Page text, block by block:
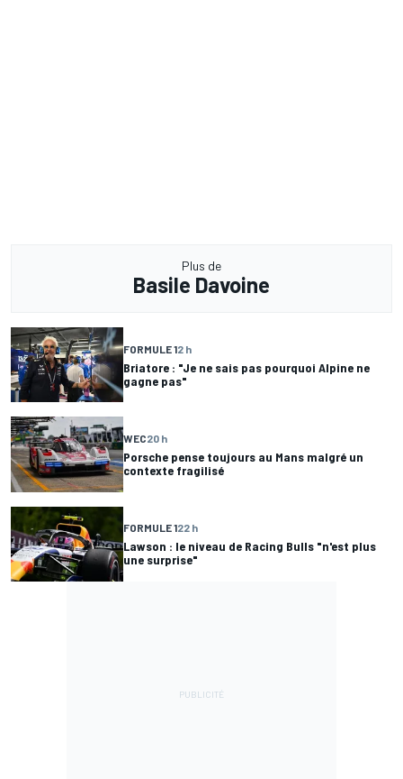
Plus de
Basile Davoine
FORMULE 12 h
Briatore : "Je ne sais pas pourquoi Alpine ne
gagne pas"
WEC20 h
Porsche pense toujours au Mans malgré un
contexte fragilisé
FORMULE 122 h
Lawson : le niveau de Racing Bulls "n'est plus
une surprise"